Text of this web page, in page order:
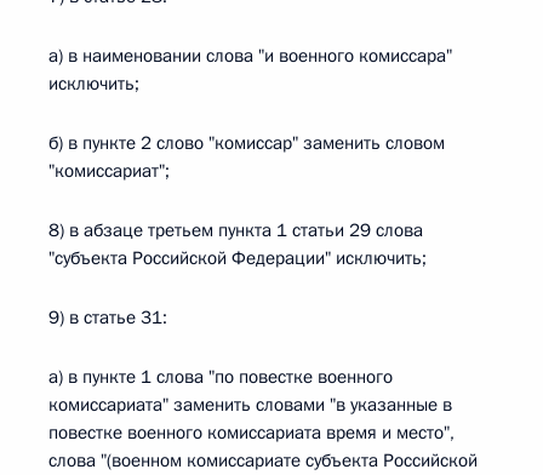
а) в наименовании слова "и военного комиссара"
исключить;
б) в пункте 2 слово "комиссар" заменить словом
"комиссариат";
8) в абзаце третьем пункта 1 статьи 29 слова
"субъекта Российской Федерации" исключить;
9) в статье 31:
а) в пункте 1 слова "по повестке военного
комиссариата" заменить словами "в указанные в
повестке военного комиссариата время и место",
слова "(военном комиссариате субъекта Российской